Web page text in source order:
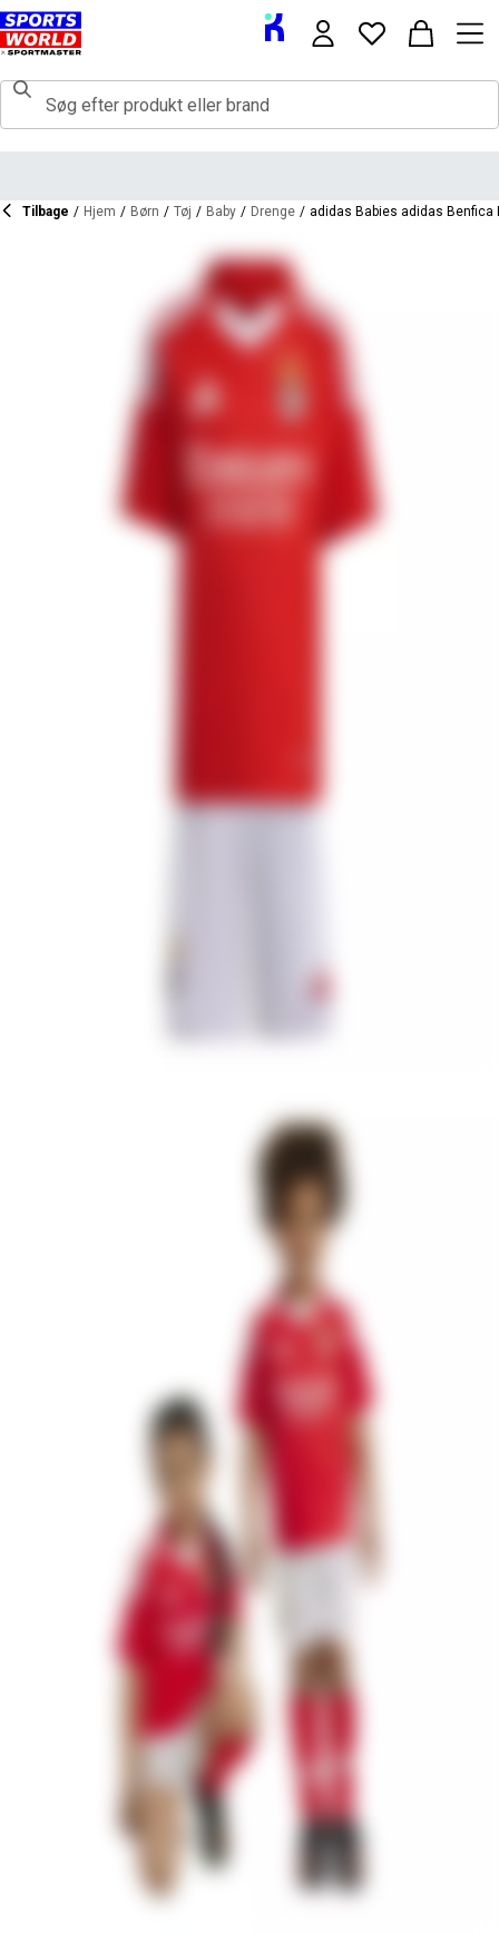
Tilbage / Hjem / Børn / Tøj / Baby / Drenge / adidas Babies adidas Benfica